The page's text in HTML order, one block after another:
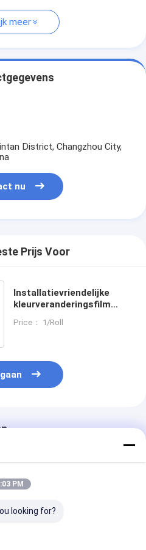
meer
District, Changzhou City,
nu
Prijs Voor
Installatievriendelijke
kleurveranderingsfilm
Price： 1/Roll
PM
looking for?